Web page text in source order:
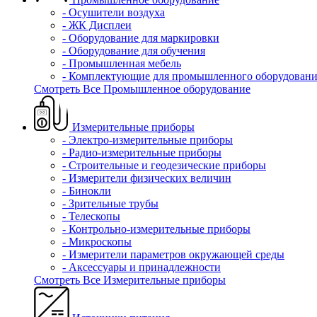
- Осушители воздуха
- ЖК Дисплеи
- Оборудование для маркировки
- Оборудование для обучения
- Промышленная мебель
- Комплектующие для промышленного
Смотреть Все Промышленное оборудование
Измерительные приборы
- Электро-измерительные приборы
- Радио-измерительные приборы
- Строительные и геодезические приборы
- Измерители физических величин
- Бинокли
- Зрительные трубы
- Телескопы
- Контрольно-измерительные приборы
- Микроскопы
- Измерители параметров окружающей среды
- Аксессуары и принадлежности
Смотреть Все Измерительные приборы